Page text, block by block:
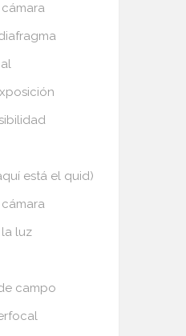
cámara
está el quid)
luz
campo